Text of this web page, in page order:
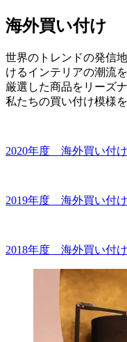
海外買い付け
世界のトレンドの発信
けるインテリアの潮流を
厳選した商品をリーズ
私たちの買い付け模様
2020年度 海外買い付
2019年度 海外買い付
2018年度 海外買い付